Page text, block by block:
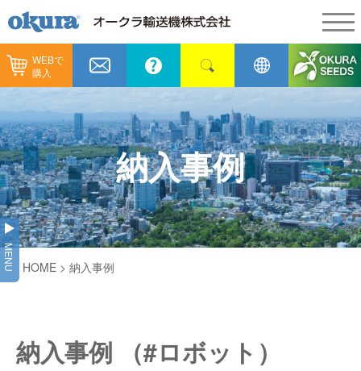
WEBで
購入
製品情報
製品情報
コンベヤ機器
コンベヤ機器を探す
用途から探す
コンベヤ機器の技術情報
GTPシステム
納入事例
納入事例
全業種
製造
物流
通販
メンテナンス
カタログ／CAD
会社情報
会社情報
企業理念
採用情報
オークラミュージアム
納入事例
MENU HOME > 納入事例
納入事例 （#ロボット）